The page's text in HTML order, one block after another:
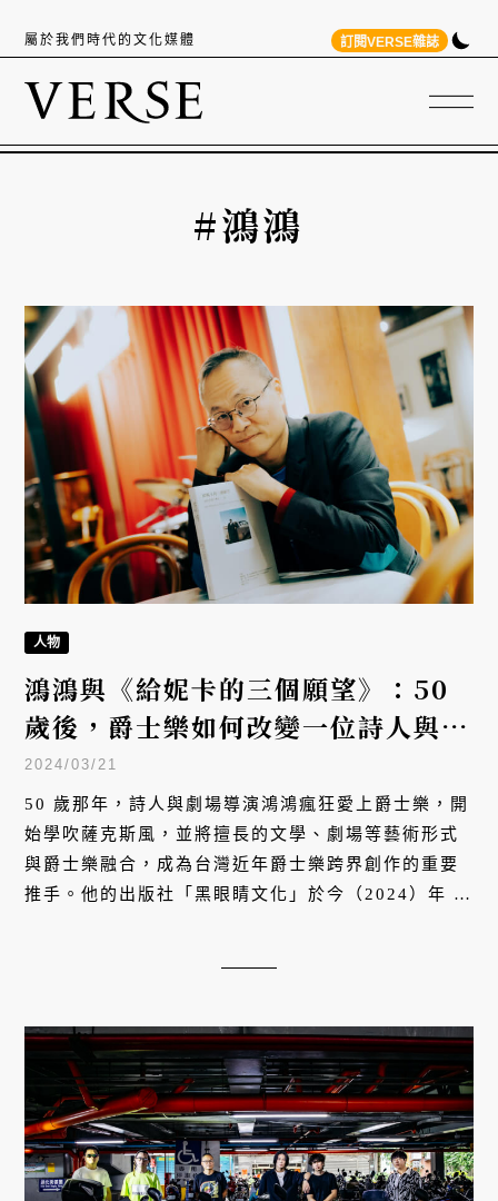
屬於我們時代的文化媒體 訂閱VERSE雜誌
#鴻鴻
人物
鴻鴻與《給妮卡的三個願望》：50
歲後，爵士樂如何改變一位詩人與劇
場導演的人生？
2024/03/21
50 歲那年，詩人與劇場導演鴻鴻瘋狂愛上爵士樂，開
始學吹薩克斯風，並將擅長的文學、劇場等藝術形式
與爵士樂融合，成為台灣近年爵士樂跨界創作的重要
推手。他的出版社「黑眼睛文化」於今（2024）年 2